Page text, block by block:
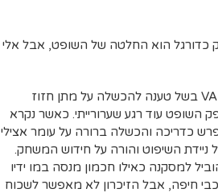
כדורגל הוא החלטה של השופט, אבל אלי
לאחר שקיבל החלטה שנויה במחלוקת וקרא לשניר לוי לVAR בשל טענה להכשלה על מתן חזוז
השופט עוד רגע שערורייתי. כאשר נקרא
כדריכה והכשלה ברורה על עומר אצילי
השיפוט והורה על חידוש המשחק.
למסקנה כאילו חכמון מנסה במו ידיו
חיפה, אבל הזיכרון לא מאפשר לשכוח